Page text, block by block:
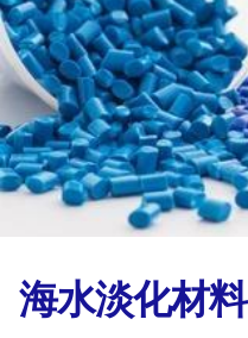
海水淡化材料